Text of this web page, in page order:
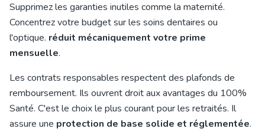
Supprimez les garanties inutiles comme la maternité.
Concentrez votre budget sur les soins dentaires ou
l'optique. réduit mécaniquement votre prime
mensuelle.
Les contrats responsables respectent des plafonds de
remboursement. Ils ouvrent droit aux avantages du 100%
Santé. C'est le choix le plus courant pour les retraités. Il
assure une protection de base solide et réglementée.